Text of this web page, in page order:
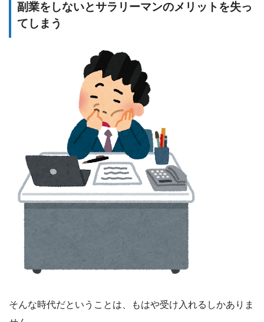
副業をしないとサラリーマンのメリットを失っ
てしまう
そんな時代だということは、もはや受け入れるしかありま